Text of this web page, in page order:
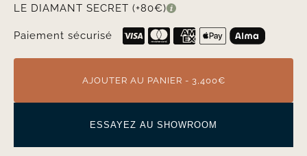
LE DIAMANT SECRET (+80€)
Paiement sécurisé
AJOUTER AU PANIER - 3,400€